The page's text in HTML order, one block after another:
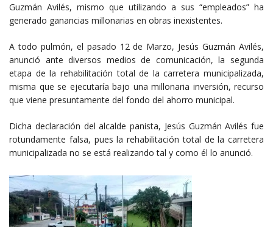
Guzmán Avilés, mismo que utilizando a sus “empleados” ha
generado ganancias millonarias en obras inexistentes.
A todo pulmón, el pasado 12 de Marzo, Jesús Guzmán Avilés,
anunció ante diversos medios de comunicación, la segunda
etapa de la rehabilitación total de la carretera municipalizada,
misma que se ejecutaría bajo una millonaria inversión, recurso
que viene presuntamente del fondo del ahorro municipal.
Dicha declaración del alcalde panista, Jesús Guzmán Avilés fue
rotundamente falsa, pues la rehabilitación total de la carretera
municipalizada no se está realizando tal y como él lo anunció.